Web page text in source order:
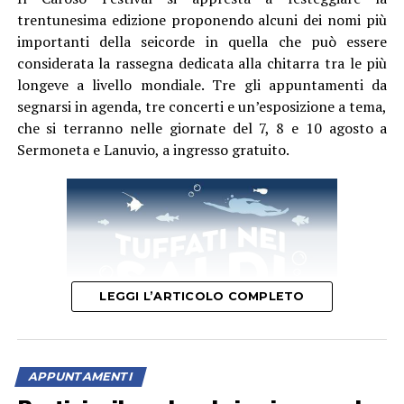
trentunesima edizione proponendo alcuni dei nomi più
importanti della seicorde in quella che può essere
considerata la rassegna dedicata alla chitarra tra le più
longeve a livello mondiale. Tre gli appuntamenti da
segnarsi in agenda, tre concerti e un’esposizione a tema,
che si terranno nelle giornate del 7, 8 e 10 agosto a
Sermoneta e Lanuvio, a ingresso gratuito.
LEGGI L’ARTICOLO COMPLETO
APPUNTAMENTI